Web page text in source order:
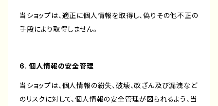
当ショップは、適正に個人情報を取得し、偽りその他不正の
手段により取得しません。
6. 個人情報の安全管理
当ショップは、個人情報の紛失、破壊、改ざん及び漏洩など
のリスクに対して、個人情報の安全管理が図られるよう、当